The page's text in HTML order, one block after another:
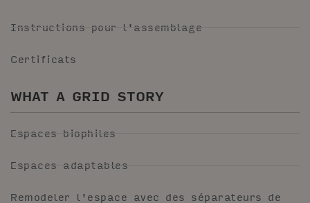
Instructions pour l'assemblage
Certificats
WHAT A GRID STORY
Espaces biophiles
Espaces adaptables
Remodeler l'espace avec des séparateurs de